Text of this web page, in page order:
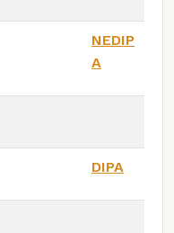
NEDIP
A
DIPA